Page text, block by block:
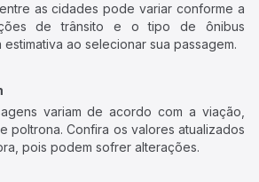
as cidades pode variar conforme a
de trânsito e o tipo de ônibus
ao selecionar sua passagem.
variam de acordo com a viação,
poltrona. Confira os valores atualizados
pois podem sofrer alterações.